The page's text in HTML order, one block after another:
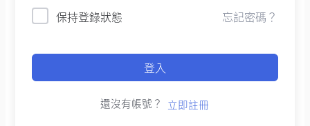
保持登錄狀態 忘記密碼？
登入
還沒有帳號？ 立即註冊